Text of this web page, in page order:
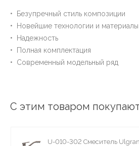
• Безупречный стиль композиции
• Новейшие технологии и материалы
• Надежность
• Полная комплектация
• Современный модельный ряд
С этим товаром
U-010-302 Смеситель